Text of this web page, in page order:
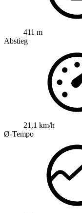
411 m
Abstieg
21,1 km/h
Ø-Tempo